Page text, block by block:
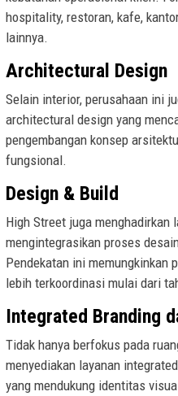
hospitality, restoran, kafe,
lainnya.
Architectural Design
Selain interior, perusahaan ini
architectural design yang
pengembangan konsep
fungsional.
Design & Build
High Street juga menghadirkan
mengintegrasikan proses
Pendekatan ini memungkinkan
lebih terkoordinasi mulai dari
Integrated Branding
Tidak hanya berfokus pada
menyediakan layanan
yang mendukung identitas